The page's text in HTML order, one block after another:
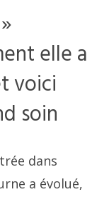
elle a
voici
soin
dans
a évolué,